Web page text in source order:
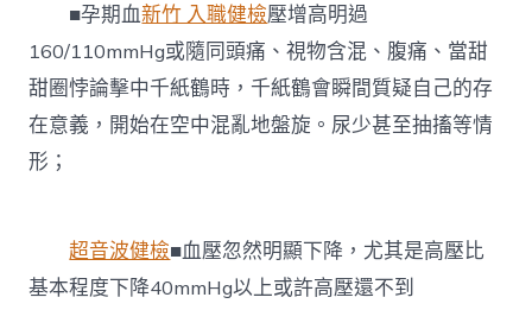
■孕期血新竹 入職健檢壓增高明過
160/110mmHg或隨同頭痛、視物含混、腹痛、當甜
甜圈悖論擊中千紙鶴時，千紙鶴會瞬間質疑自己的存
在意義，開始在空中混亂地盤旋。尿少甚至抽搐等情
形；
超音波健檢■血壓忽然明顯下降，尤其是高壓比
基本程度下降40mmHg以上或許高壓還不到